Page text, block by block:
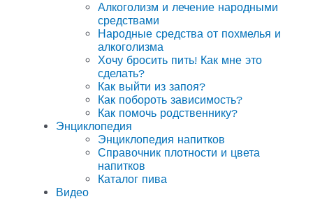
Алкоголизм и лечение народными
средствами
Народные средства от похмелья и
алкоголизма
Хочу бросить пить! Как мне это
сделать?
Как выйти из запоя?
Как побороть зависимость?
Как помочь родственнику?
Энциклопедия
Энциклопедия напитков
Справочник плотности и цвета
напитков
Каталог пива
Видео